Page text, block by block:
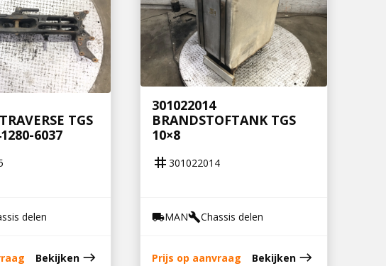
TGS
6037
delen
Bekijken east
301022014
BRANDSTOFTANK TGS
10×8
tag 301022014
local_shippingMANbuildChassis delen
Prijs op aanvraag Bekijken east